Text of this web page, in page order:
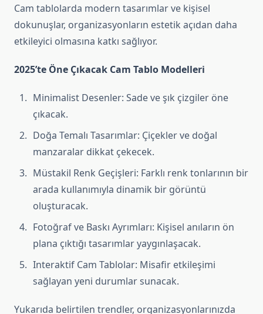
Cam tablolarda modern tasarımlar ve kişisel
dokunuşlar, organizasyonların estetik açıdan daha
etkileyici olmasına katkı sağlıyor.
2025’te Öne Çıkacak Cam Tablo Modelleri
Minimalist Desenler: Sade ve şık çizgiler öne
çıkacak.
Doğa Temalı Tasarımlar: Çiçekler ve doğal
manzaralar dikkat çekecek.
Müstakil Renk Geçişleri: Farklı renk tonlarının bir
arada kullanımıyla dinamik bir görüntü
oluşturacak.
Fotoğraf ve Baskı Ayrımları: Kişisel anıların ön
plana çıktığı tasarımlar yaygınlaşacak.
Interaktif Cam Tablolar: Misafir etkileşimi
sağlayan yeni durumlar sunacak.
Yukarıda belirtilen trendler, organizasyonlarınızda